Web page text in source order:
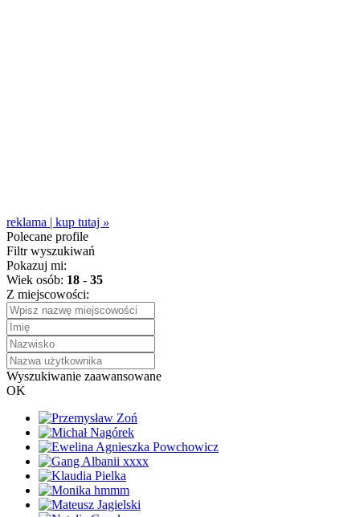
reklama | kup tutaj »
Polecane profile
Filtr wyszukiwań
Pokazuj mi:
Wiek osób: 18 - 35
Z miejscowości:
Wyszukiwanie zaawansowane
OK